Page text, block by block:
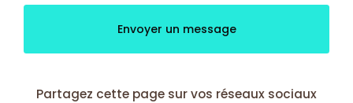
Envoyer un message
Partagez cette page sur vos réseaux sociaux